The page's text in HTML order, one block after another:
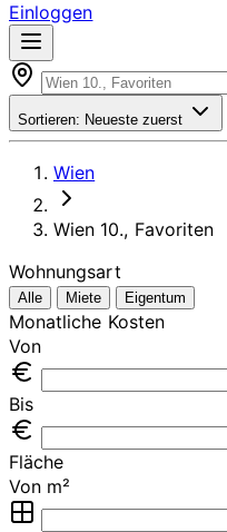
Einloggen
Sortieren: Neueste zuerst
Wien
Wien 10., Favoriten
Wohnungsart
Alle Miete Eigentum
Monatliche Kosten
Von
Bis
Fläche
Von m²